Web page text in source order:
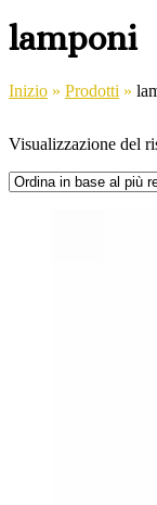
lamponi
Inizio » Prodotti »
Visualizzazione del